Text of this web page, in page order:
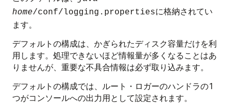
home/conf/logging.propertiesに格納されてい
ます。
デフォルトの構成は、かぎられたディスク容量だけを利
用します。処理できないほど情報量が多くなることはあ
りませんが、重要な不具合情報は必ず取り込みます。
デフォルトの構成では、ルート・ロガーのハンドラの1
つがコンソールへの出力用として設定されます。